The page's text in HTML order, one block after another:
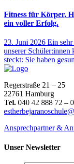
Fitness für Körper,
ein voller Erfolg.
23. Juni 2026 Ein
unserer Schüler:innen
steckt: Sie haben
Regerstraße 21 – 25
22761 Hamburg
Tel. 040 42 888 72 – 0
Ansprechpartner &
Unser Newsletter